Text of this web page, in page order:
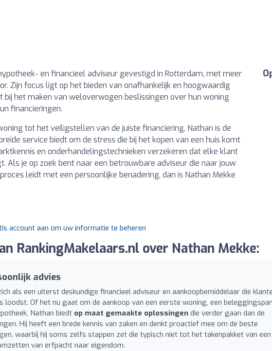
en financieel adviseur gevestigd in Rotterdam, met meer
Zijn focus ligt op het bieden van onafhankelijk en hoogwaardig
bij het maken van weloverwogen beslissingen over hun woning
financieringen.
tot het veiligstellen van de juiste financiering, Nathan is de
service biedt om de stress die bij het kopen van een huis komt
en onderhandelingstechnieken verzekeren dat elke klant
Als je op zoek bent naar een betrouwbare adviseur die naar jouw
leidt met een persoonlijke benadering, dan is Nathan Mekke
account aan om uw informatie te beheren
RankingMakelaars.nl over Nathan Mekke:
advies
als een uiterst deskundige financieel adviseur en aankoopbemiddelaar die
Of het nu gaat om de aankoop van een eerste woning, een
Nathan biedt op maat gemaakte oplossingen die verder gaan dan de
Hij heeft een brede kennis van zaken en denkt proactief mee om de beste
waarbij hij soms zelfs stappen zet die typisch niet tot het takenpakket van een
van erfpacht naar eigendom.